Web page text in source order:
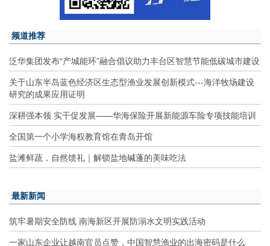
频道推荐
泛华集团发布“产城能环”融合倡议助力丰台区智慧节能低碳城市建设
关于山东半岛蓝色经济区生态型渔业发展创新模式---海洋牧场建设
研究的成果应用证明
深耕强本领 实干促发展——华海保险开展新能源车险专项技能培训
全国第一个小学海权教育馆在青岛开馆
盐滩鲜蔬，自然馈礼｜解锁盐地碱蓬的美味吃法
最新新闻
筑牢暑期安全防线 南海新区开展防溺水文明实践活动
一家山东企业让越南官员点赞，中国智慧渔业的出海密码是什么